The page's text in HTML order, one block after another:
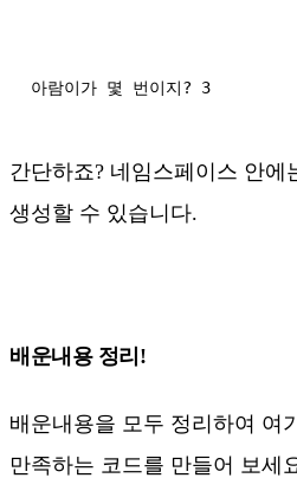
아람이가 몇 번이지? 3
간단하죠? 네임스페이스 안에
생성할 수 있습니다.
배운내용 정리!
배운내용을 모두 정리하여 여
만족하는 코드를 만들어 보세